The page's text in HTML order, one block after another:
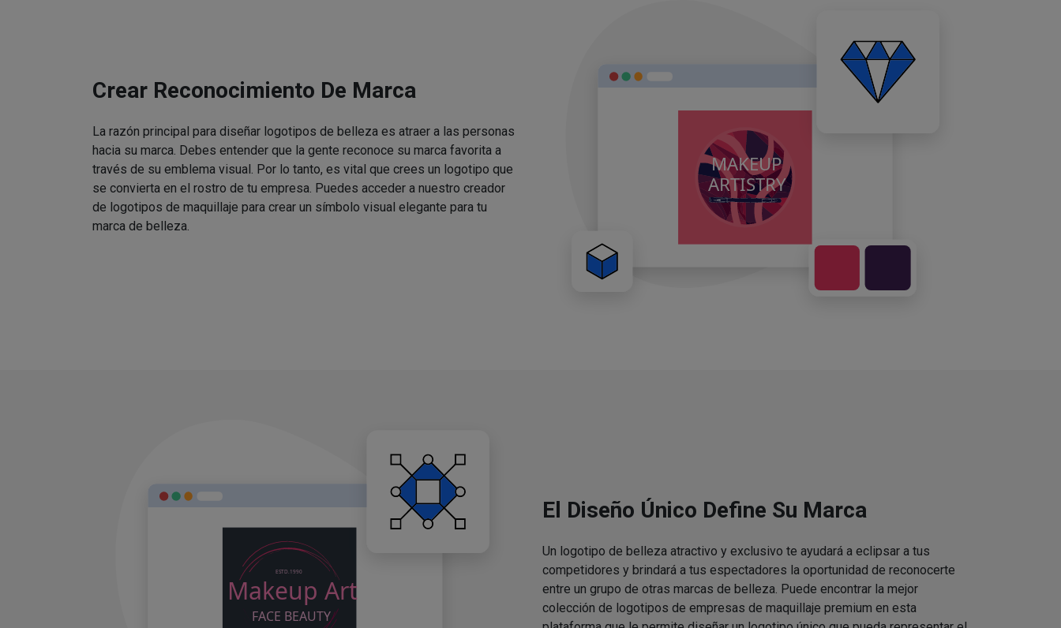
Crear Reconocimiento De Marca
La razón principal para diseñar logotipos de belleza es atraer a las personas
hacia su marca. Debes entender que la gente reconoce su marca favorita a
través de su emblema visual. Por lo tanto, es vital que crees un logotipo que
se convierta en el rostro de tu empresa. Puedes acceder a nuestro creador
de logotipos de maquillaje para crear un símbolo visual elegante para tu
marca de belleza.
El Diseño Único Define Su Marca
Un logotipo de belleza atractivo y exclusivo te ayudará a eclipsar a tus
competidores y brindará a tus espectadores la oportunidad de reconocerte
entre un grupo de otras marcas de belleza. Puede encontrar la mejor
colección de logotipos de empresas de maquillaje premium en esta